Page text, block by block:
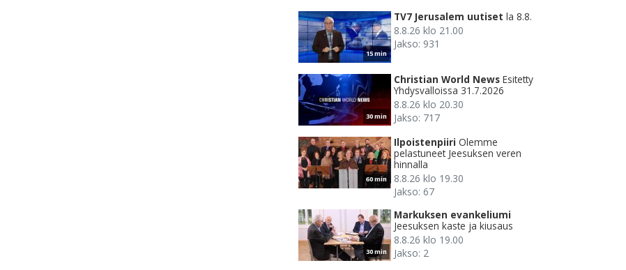
15 min
TV7 Jerusalem uutiset la 8.8.
8.8.26 klo 21.00
Jakso: 931
30 min
Christian World News Esitetty
Yhdysvalloissa 31.7.2026
8.8.26 klo 20.30
Jakso: 717
60 min
Ilpoistenpiiri Olemme
pelastuneet Jeesuksen veren
hinnalla
8.8.26 klo 19.30
Jakso: 67
30 min
Markuksen evankeliumi
Jeesuksen kaste ja kiusaus
8.8.26 klo 19.00
Jakso: 2